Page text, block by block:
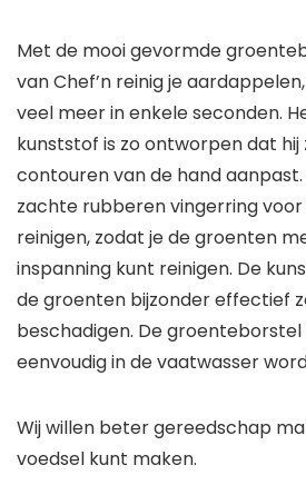
Met de mooi gevormde
van Chef’n reinig je
veel meer in enkele seconden.
kunststof is zo ontworpen dat hij
contouren van de hand
zachte rubberen vingerring
reinigen, zodat je de groenten
inspanning kunt reinigen. De
de groenten bijzonder effectief
beschadigen. De
eenvoudig in de vaatwasser
Wij willen beter gereedschap
voedsel kunt maken.